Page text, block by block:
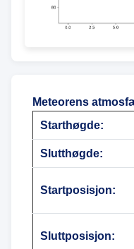
Meteorens
Starthøgde:
Slutthøgde:
Startposisjon:
Sluttposisjon: